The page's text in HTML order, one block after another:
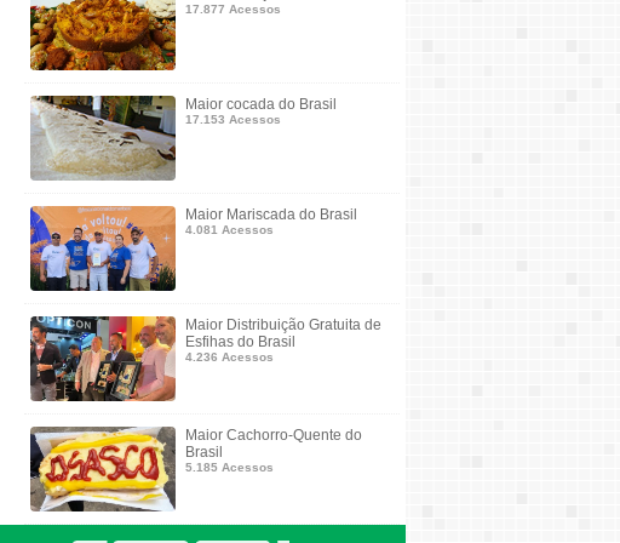
17.877 Acessos
Maior cocada do Brasil
17.153 Acessos
Maior Mariscada do Brasil
4.081 Acessos
Maior Distribuição Gratuita de
Esfihas do Brasil
4.236 Acessos
Maior Cachorro-Quente do
Brasil
5.185 Acessos